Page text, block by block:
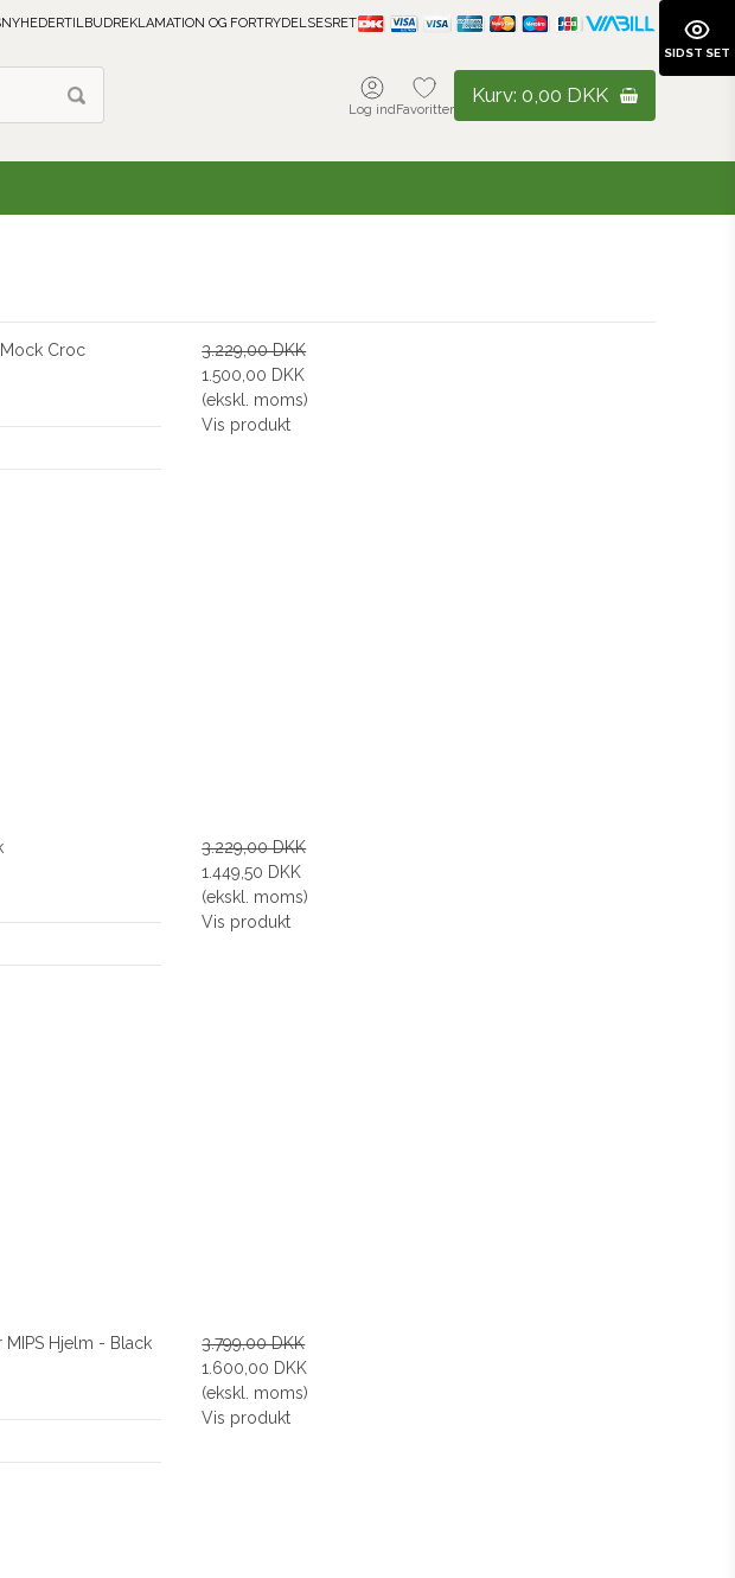
NYHEDERTILBUDREKLAMATION OG FORTRYDELSESRET
Log indFavoritter
Kurv: 0,00 DKK
Croc
3.229,00 DKK
1.500,00 DKK
(ekskl. moms)
Vis produkt
3.229,00 DKK
1.449,50 DKK
(ekskl. moms)
Vis produkt
Hjelm - Black
3.799,00 DKK
1.600,00 DKK
(ekskl. moms)
Vis produkt
SIDST SET